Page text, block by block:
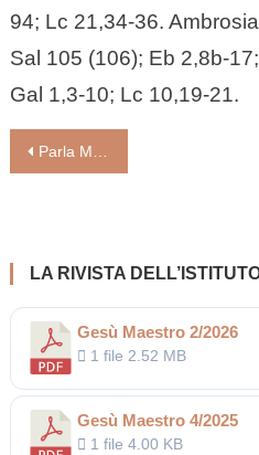
94; Lc 21,34-36.
Sal 105 (106); Eb 2,8b-
Gal 1,3-10; Lc 10,19-21.
Navigazione
Parla Maria, la prof più brava del mondo: «Ecco la mia ora di Religione»
LA RIVISTA
Gesù Maestro 2/2026
1 file2.52 MB
Gesù Maestro 4/2025
1 file4.00 KB